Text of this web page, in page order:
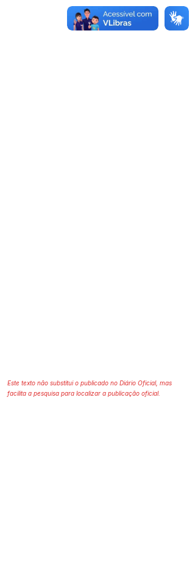
Este texto não substitui o publicado no Diário Oficial, mas
facilita a pesquisa para localizar a publicação oficial.